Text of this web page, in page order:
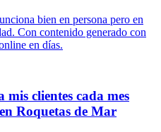
bien en persona pero en
Con contenido generado con
en días.
clientes cada mes
Roquetas de Mar